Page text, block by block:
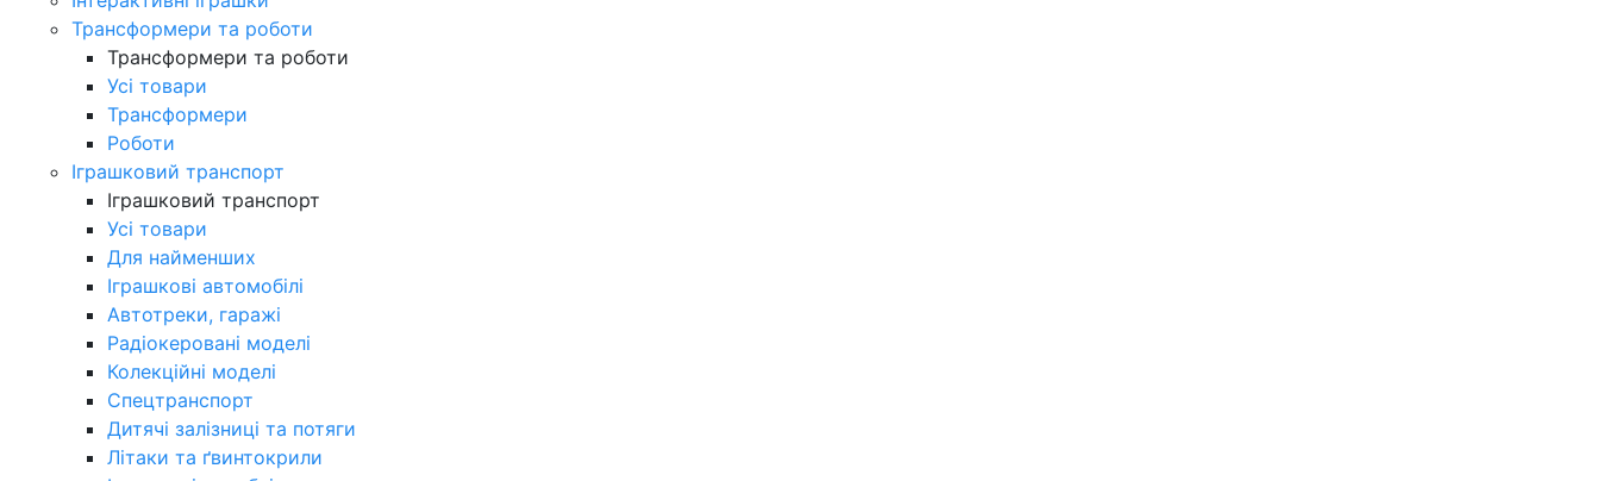
Трансформери та роботи
Трансформери та роботи
Усі товари
Трансформери
Роботи
Іграшковий транспорт
Іграшковий транспорт
Усі товари
Для найменших
Іграшкові автомобілі
Автотреки, гаражі
Радіокеровані моделі
Колекційні моделі
Спецтранспорт
Дитячі залізниці та потяги
Літаки та ґвинтокрили